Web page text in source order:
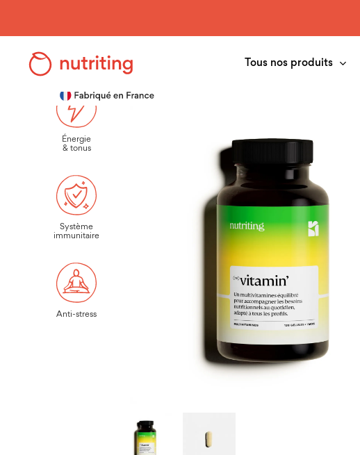
content
Tous nos produits
Accueil> nuShop>
Énergie
& tonus
Système
immunitaire
Anti-stress